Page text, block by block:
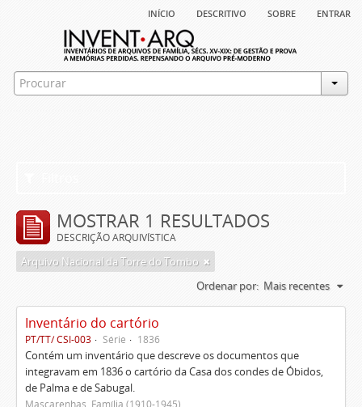
início descritivo sobre entrar
MOSTRAR 1 RESULTADOS
DESCRIÇÃO ARQUIVÍSTICA
Arquivo Nacional da Torre do Tombo
Ordenar por: Mais recentes
Inventário do cartório
PT/TT/ CSI-003 Série 1836
Contém um inventário que descreve os documentos que
integravam em 1836 o cartório da Casa dos condes de Óbidos,
de Palma e de Sabugal.
Mascarenhas. Família (1910-1945)